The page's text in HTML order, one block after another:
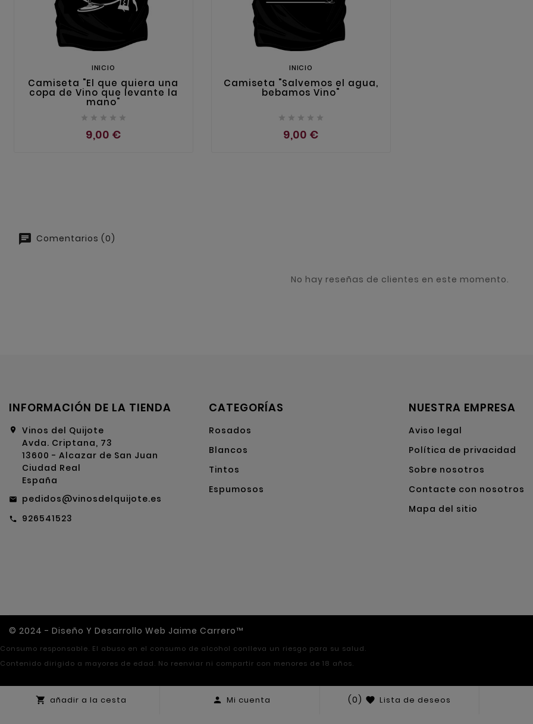
INICIO
Camiseta "El que quiera una
copa de Vino que levante la
mano"
    
9,00 €
INICIO
Camiseta "Salvemos el agua,
bebamos Vino"
    
9,00 €
Comentarios (0)
No hay reseñas de clientes en este momento.
INFORMACIÓN DE LA TIENDA
location_on
Vinos del Quijote
Avda. Criptana, 73
13600 - Alcazar de San Juan
Ciudad Real
España
email pedidos@vinosdelquijote.es
call 926541523
CATEGORÍAS
Rosados
Blancos
Tintos
Espumosos
NUESTRA EMPRESA
Aviso legal
Política de privacidad
Sobre nosotros
Contacte con nosotros
Mapa del sitio
© 2024 - Diseño Y Desarrollo Web Jaime Carrero™
Consumo responsable. El abuso en el consumo de alcohol conlleva un riesgo para su salud.
Contenido dirigido a mayores de edad. No reenviar ni compartir con menores de 18 años.
 añadir a la cesta  Mi cuenta (0)  Lista de deseos